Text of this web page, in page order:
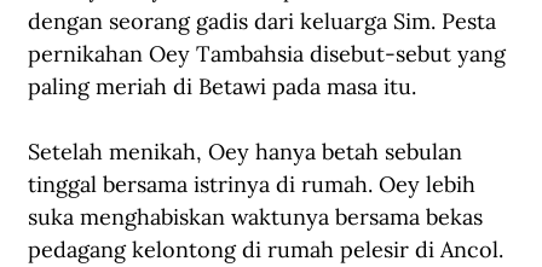
dengan seorang gadis dari keluarga Sim. Pesta
pernikahan Oey Tambahsia disebut-sebut yang
paling meriah di Betawi pada masa itu.
Setelah menikah, Oey hanya betah sebulan
tinggal bersama istrinya di rumah. Oey lebih
suka menghabiskan waktunya bersama bekas
pedagang kelontong di rumah pelesir di Ancol.